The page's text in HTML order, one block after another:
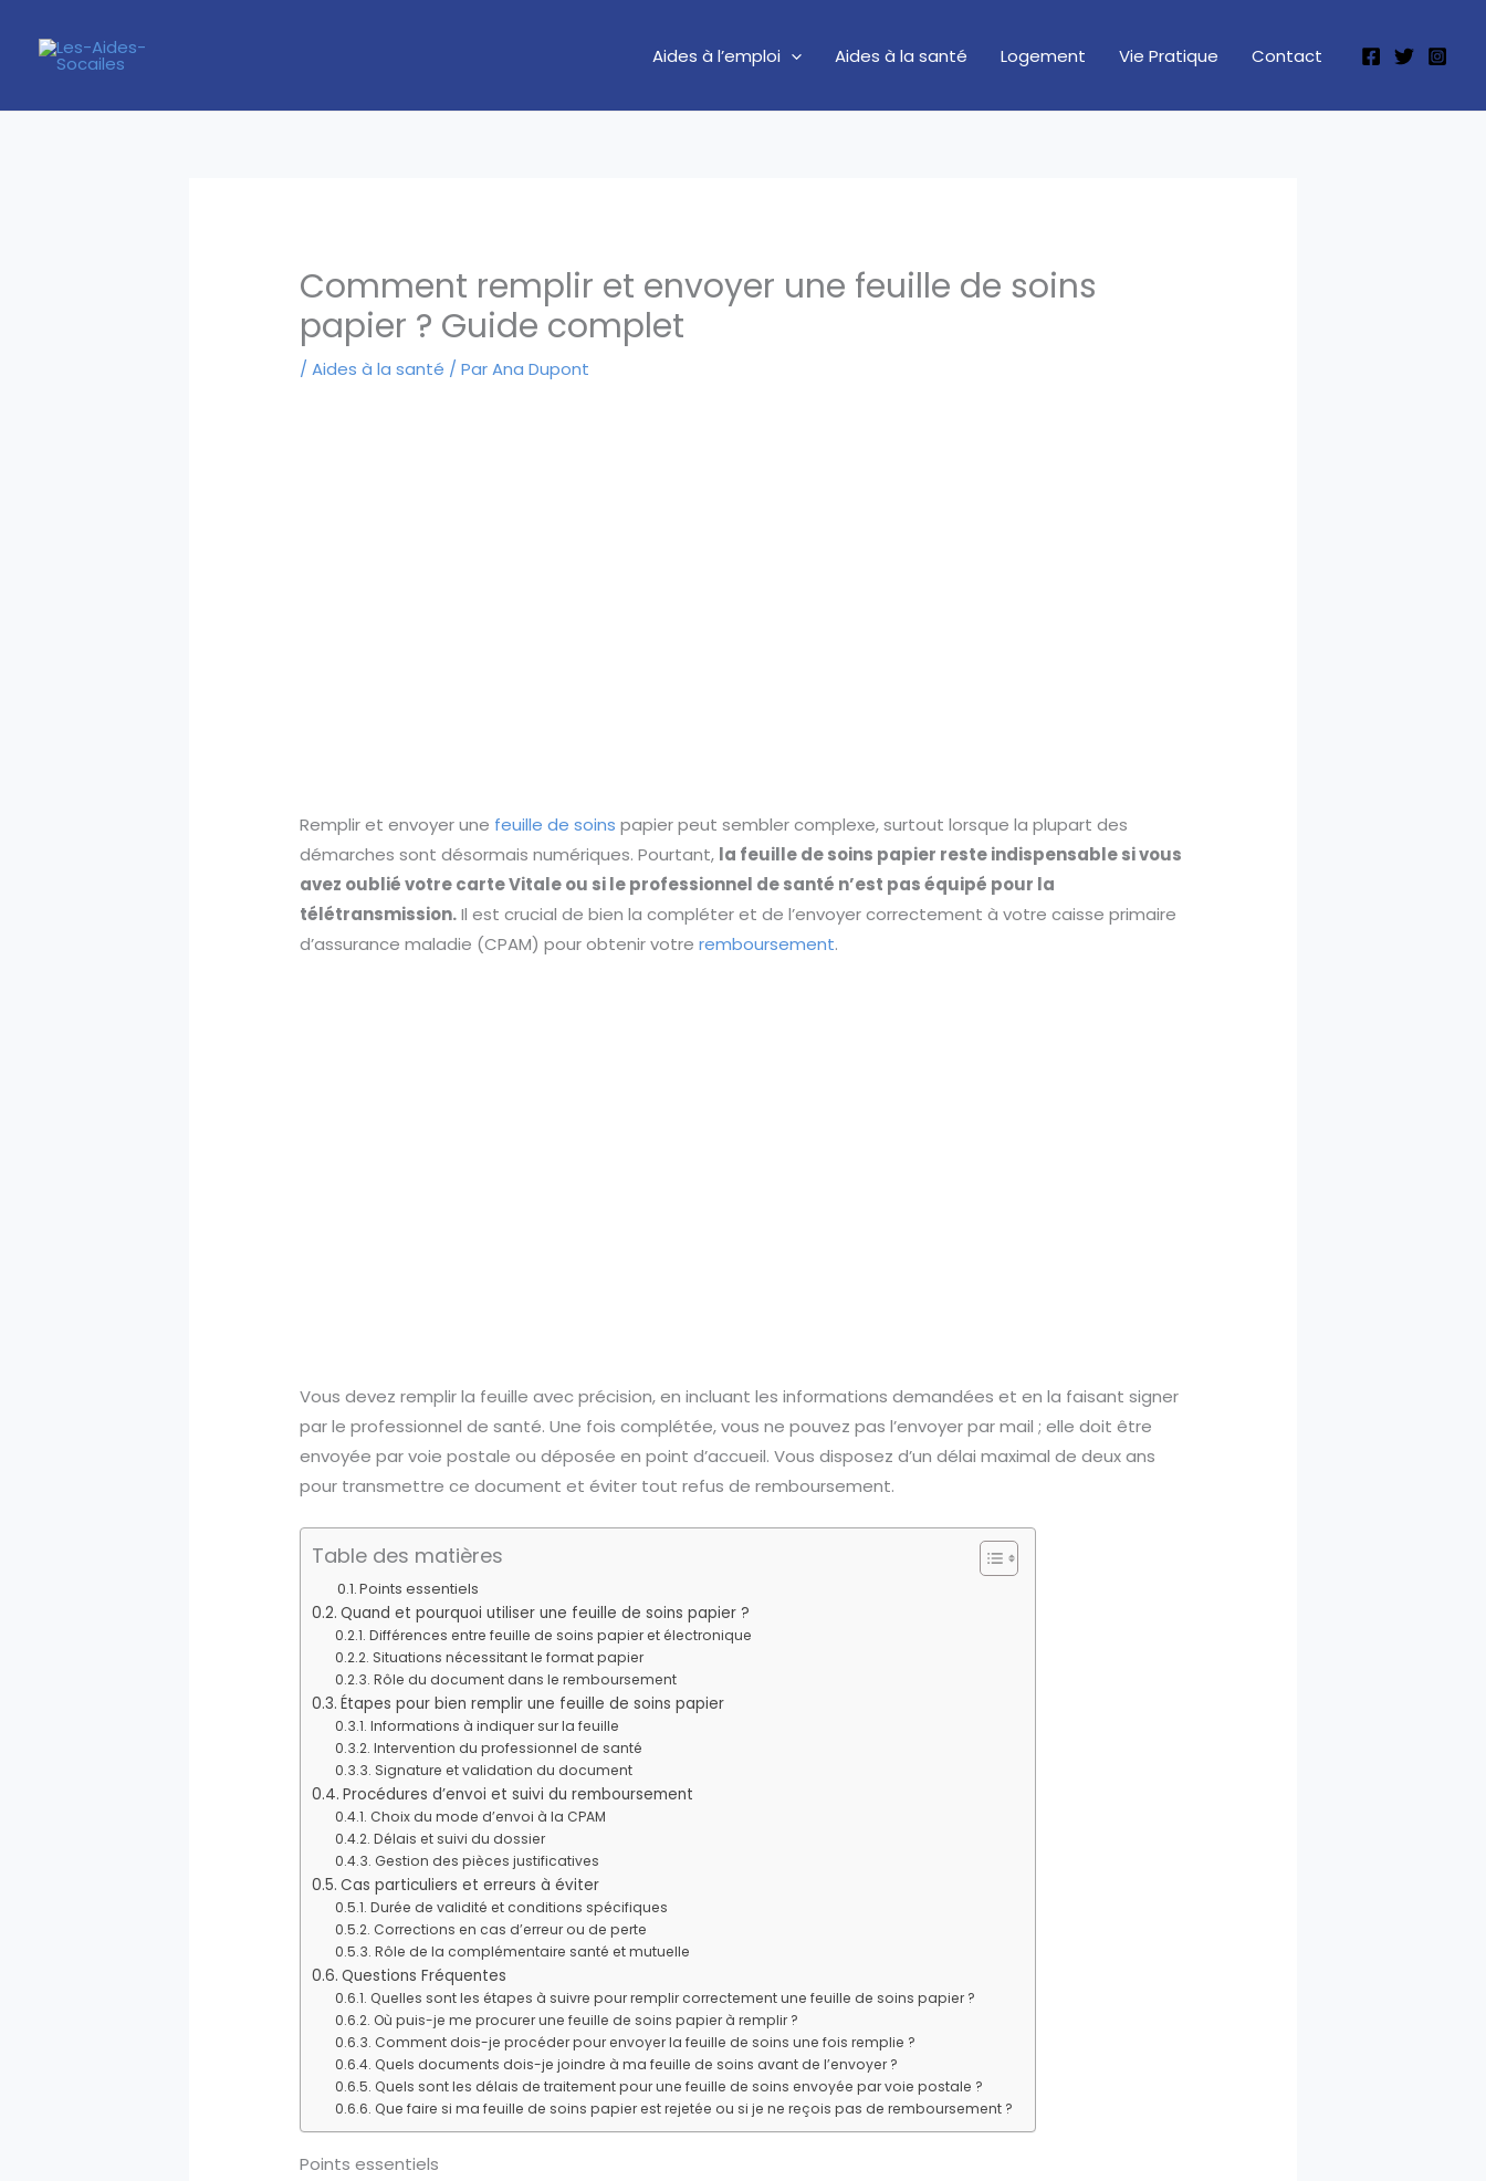
contenu
Aides à l’emploi Aides à la santé Logement Vie Pratique Contact
Comment remplir et envoyer une feuille de soins
papier ? Guide complet
/Aides à la santé / ParAna Dupont
Remplir et envoyer une feuille de soins papier peut sembler complexe, surtout lorsque la plupart des
démarches sont désormais numériques. Pourtant, la feuille de soins papier reste indispensable si vous
avez oublié votre carte Vitale ou si le professionnel de santé n’est pas équipé pour la
télétransmission.Il est crucial de bien la compléter et de l’envoyer correctement à votre caisse primaire
d’assurance maladie (CPAM) pour obtenir votreremboursement.
Vous devez remplir la feuille avec précision, en incluant les informations demandées et en la faisant signer
par le professionnel de santé. Une fois complétée, vous ne pouvez pas l’envoyer par mail ; elle doit être
envoyée par voie postale ou déposée en point d’accueil. Vous disposez d’un délai maximal de deux ans
pour transmettre ce document et éviter tout refus de remboursement.
Table des matières
Points essentiels
Quand et pourquoi utiliser une feuille de soins papier ?
Différences entre feuille de soins papier et électronique
Situations nécessitant le format papier
Rôle du document dans le remboursement
Étapes pour bien remplir une feuille de soins papier
Informations à indiquer sur la feuille
Intervention du professionnel de santé
Signature et validation du document
Procédures d’envoi et suivi du remboursement
Choix du mode d’envoi à la CPAM
Délais et suivi du dossier
Gestion des pièces justificatives
Cas particuliers et erreurs à éviter
Durée de validité et conditions spécifiques
Corrections en cas d’erreur ou de perte
Rôle de la complémentaire santé et mutuelle
Questions Fréquentes
Quelles sont les étapes à suivre pour remplir correctement une feuille de soins papier ?
Où puis-je me procurer une feuille de soins papier à remplir ?
Comment dois-je procéder pour envoyer la feuille de soins une fois remplie ?
Quels documents dois-je joindre à ma feuille de soins avant de l’envoyer ?
Quels sont les délais de traitement pour une feuille de soins envoyée par voie postale ?
Que faire si ma feuille de soins papier est rejetée ou si je ne reçois pas de remboursement ?
Points essentiels